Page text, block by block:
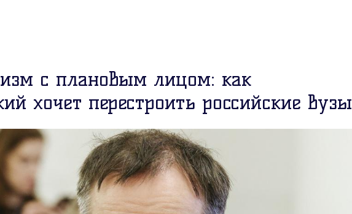
с плановым лицом: как
хочет перестроить российские вузы